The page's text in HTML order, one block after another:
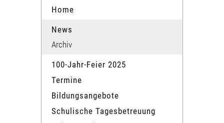
Home
News
Archiv
100-Jahr-Feier 2025
Termine
Bildungsangebote
Schulische Tagesbetreuung